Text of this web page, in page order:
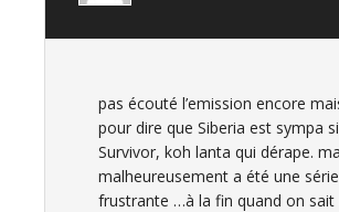
pas écouté l’emission encore
pour dire que Siberia est sympa
Survivor, koh lanta qui dérape.
malheureusement a été une
frustrante …à la fin quand on sait